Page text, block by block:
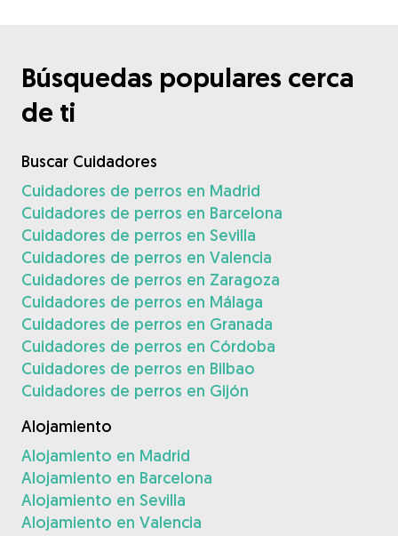
Búsquedas populares cerca
de ti
Buscar Cuidadores
Cuidadores de perros en Madrid
Cuidadores de perros en Barcelona
Cuidadores de perros en Sevilla
Cuidadores de perros en Valencia
Cuidadores de perros en Zaragoza
Cuidadores de perros en Málaga
Cuidadores de perros en Granada
Cuidadores de perros en Córdoba
Cuidadores de perros en Bilbao
Cuidadores de perros en Gijón
Alojamiento
Alojamiento en Madrid
Alojamiento en Barcelona
Alojamiento en Sevilla
Alojamiento en Valencia